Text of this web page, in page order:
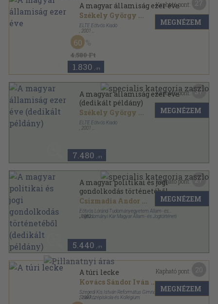
A magyar államiság ezer éve
Székely György ...
ELTE Eötvös Kiadó
2001
Fűzött kemény papírkötés
4.580 Ft
60
1.830 ,-Ft
Kapható pont:
MEGNÉZEM
A magyar államiság ezer éve
(dedikált példány)
Székely György ...
ELTE Eötvös Kiadó
2001
7.480 ,-Ft
Kapható pont: 37
MEGNÉZEM
A magyar politikai és jogi
gondolkodás történetéből
(dedikált példány)
Csizmadia Andor ...
Eötvös Lóránd Tudományegyetem Állam- és
Jogtudományi Kar Magyar Állam- és Jogtörténeti
,1982
5.440 ,-Ft
Kapható pont: 27
MEGNÉZEM
A túri lecke
Kovács Sándor Iván ...
Szegedi Kis István Református Gimnázium
Szakközépiskola és Kollégium
,1997
Ragasztott papírkötés
Kapható pont:
MEGNÉZEM